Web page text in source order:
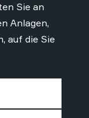
Sie an
Anlagen,
auf die Sie